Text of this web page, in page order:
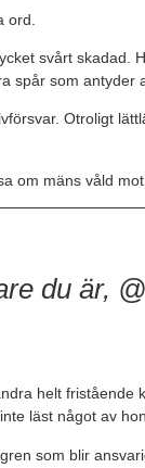
ord.
svårt skadad.
som antyder
Otroligt
om mäns våld mot
du är,
helt
läst något av
som blir